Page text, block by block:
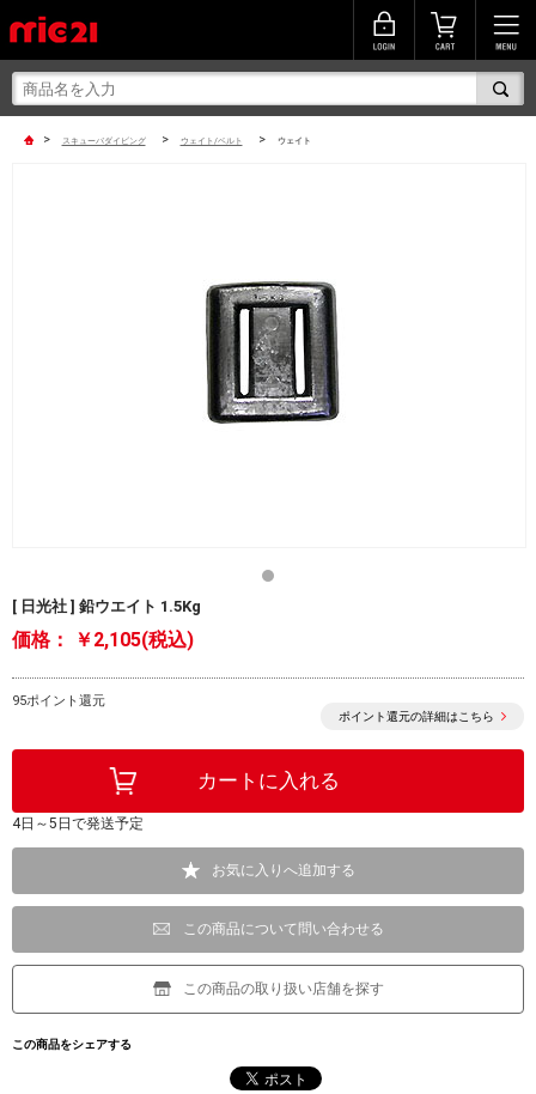
> スキューバダイビング > ウェイト/ベルト > ウェイト
[ 日光社 ] 鉛ウエイト 1.5Kg
価格： ￥2,105(税込)
95ポイント還元
ポイント還元の詳細はこちら
4日～5日で発送予定
お気に入りへ追加する
この商品について問い合わせる
この商品の取り扱い店舗を探す
この商品をシェアする